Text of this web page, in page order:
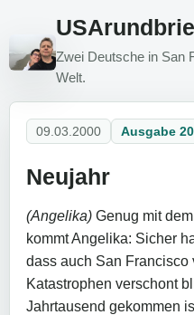
Zwei Deutsche in San
Welt.
09.03.2000 Ausgabe 20
Neujahr
(Angelika) Genug mit
kommt Angelika: Sicher
dass auch San Francisco
Katastrophen verschont
Jahrtausend gekommen